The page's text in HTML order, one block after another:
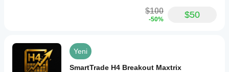
$100
-50% $50
Yeni
SmartTrade H4 Breakout Maxtrix